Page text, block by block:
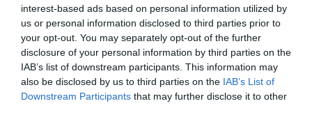
interest-based ads based on personal information utilized by
us or personal information disclosed to third parties prior to
your opt-out. You may separately opt-out of the further
disclosure of your personal information by third parties on the
IAB’s list of downstream participants. This information may
also be disclosed by us to third parties on the IAB’s List of
Downstream Participants that may further disclose it to other
Afegir VIA Empresacom a font preferida de
Google de forma gratuïta
Estigues informat amb les últimes notícies d'actualitat